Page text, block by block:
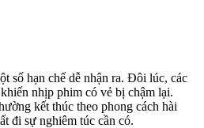
số hạn chế dễ nhận ra. Đôi lúc, các
nhịp phim có vẻ bị chậm lại.
kết thúc theo phong cách hài
đi sự nghiêm túc cần có.